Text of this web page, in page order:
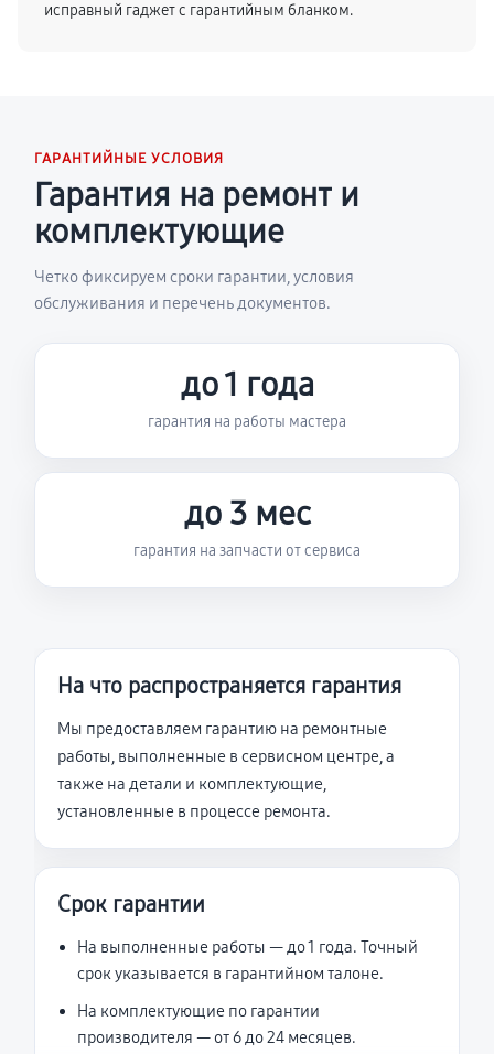
исправный гаджет с гарантийным бланком.
ГАРАНТИЙНЫЕ УСЛОВИЯ
Гарантия на ремонт и
комплектующие
Четко фиксируем сроки гарантии, условия
обслуживания и перечень документов.
до 1 года
гарантия на работы мастера
до 3 мес
гарантия на запчасти от сервиса
На что распространяется гарантия
Мы предоставляем гарантию на ремонтные
работы, выполненные в сервисном центре, а
также на детали и комплектующие,
установленные в процессе ремонта.
Срок гарантии
На выполненные работы — до 1 года. Точный
срок указывается в гарантийном талоне.
На комплектующие по гарантии
производителя — от 6 до 24 месяцев.